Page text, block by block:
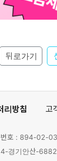
뒤로가기
리방침 고
호 : 894-02-
경기안산-6882